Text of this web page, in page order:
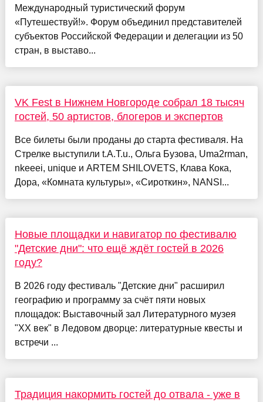
Международный туристический форум
«Путешествуй!». Форум объединил представителей
субъектов Российской Федерации и делегации из 50
стран, в выставо...
VK Fest в Нижнем Новгороде собрал 18 тысяч
гостей, 50 артистов, блогеров и экспертов
Все билеты были проданы до старта фестиваля. На
Стрелке выступили t.A.T.u., Ольга Бузова, Uma2rman,
nkeeei, unique и ARTEM SHILOVETS, Клава Кока,
Дора, «Комната культуры», «Сироткин», NANSI...
Новые площадки и навигатор по фестивалю
"Детские дни": что ещё ждёт гостей в 2026
году?
В 2026 году фестиваль "Детские дни" расширил
географию и программу за счёт пяти новых
площадок: Выставочный зал Литературного музея
"ХХ век" в Ледовом дворце: литературные квесты и
встречи ...
Традиция накормить гостей до отвала - уже в